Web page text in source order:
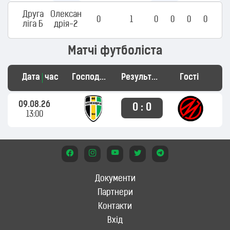
Друга
ліга Б
Олексан
дрія-2
0 1 0 0 0 0
Матчі футболіста
Дата час Господарі Результат Гості
09.08.26
13:00
0 : 0
Документи
Партнери
Контакти
Вхід